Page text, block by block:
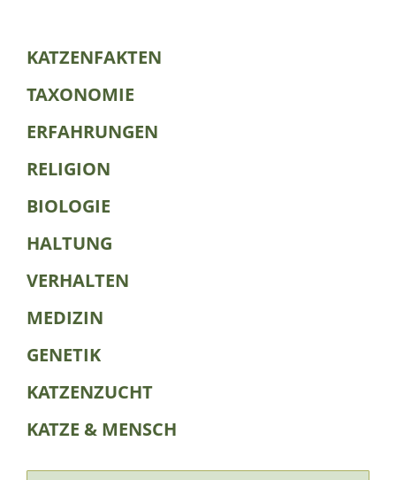
KATZENFAKTEN
TAXONOMIE
ERFAHRUNGEN
RELIGION
BIOLOGIE
HALTUNG
VERHALTEN
MEDIZIN
GENETIK
KATZENZUCHT
KATZE & MENSCH